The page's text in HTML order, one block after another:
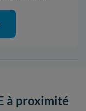
à proximité